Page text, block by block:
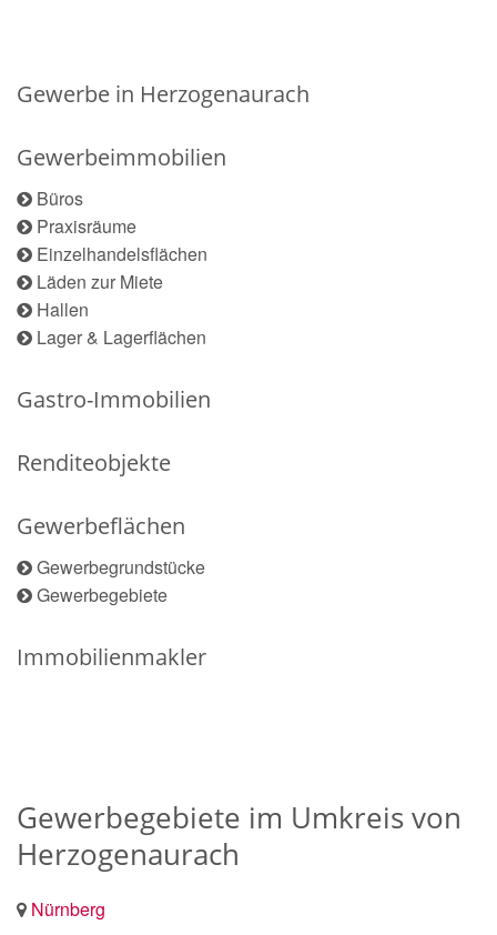
Gewerbe in Herzogenaurach
Gewerbeimmobilien
Büros
Praxisräume
Einzelhandelsflächen
Läden zur Miete
Hallen
Lager & Lagerflächen
Gastro-Immobilien
Renditeobjekte
Gewerbeflächen
Gewerbegrundstücke
Gewerbegebiete
Immobilienmakler
Gewerbegebiete im Umkreis von
Herzogenaurach
Nürnberg